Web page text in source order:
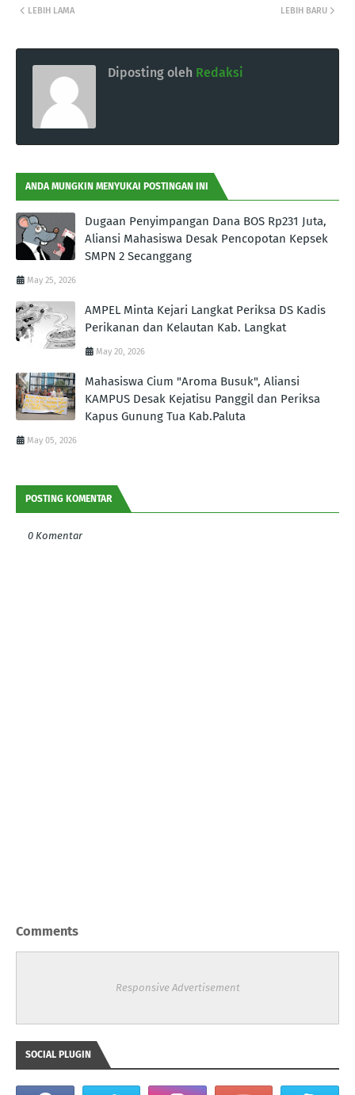
LEBIH BARU
LEBIH LAMA
Diposting oleh Redaksi
ANDA MUNGKIN MENYUKAI POSTINGAN INI
Dugaan Penyimpangan Dana BOS Rp231 Juta,
Aliansi Mahasiswa Desak Pencopotan Kepsek
SMPN 2 Secanggang
May 25, 2026
AMPEL Minta Kejari Langkat Periksa DS Kadis
Perikanan dan Kelautan Kab. Langkat
May 20, 2026
Mahasiswa Cium "Aroma Busuk", Aliansi
KAMPUS Desak Kejatisu Panggil dan Periksa
Kapus Gunung Tua Kab.Paluta
May 05, 2026
POSTING KOMENTAR
0 Komentar
Comments
Responsive Advertisement
SOCIAL PLUGIN